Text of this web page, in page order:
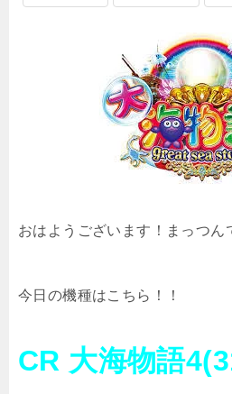
おはようございます！まっつん
今日の機種はこちら！！
CR 大海物語